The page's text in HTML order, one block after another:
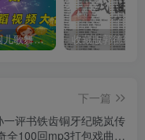
300部幼儿园儿歌舞蹈视频大合集
下一篇
一评书铁齿铜牙纪晓岚传
全100回mp3打包戏曲下